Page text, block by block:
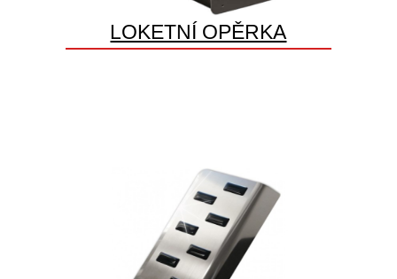
LOKETNÍ OPĚRKA